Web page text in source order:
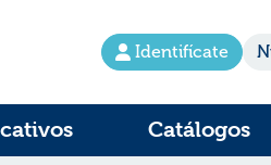
Identifícate
Catálogos